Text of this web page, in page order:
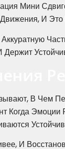
Мини
И
В Чем
Когда Эмоции
И